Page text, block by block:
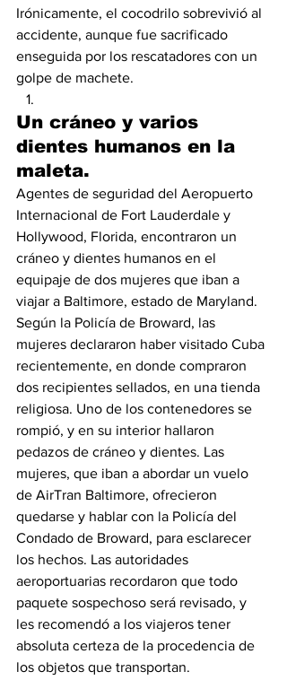
Irónicamente, el cocodrilo sobrevivió al
accidente, aunque fue sacrificado
enseguida por los rescatadores con un
golpe de machete.
Un cráneo y varios
dientes humanos en la
maleta.
Agentes de seguridad del Aeropuerto
Internacional de Fort Lauderdale y
Hollywood, Florida, encontraron un
cráneo y dientes humanos en el
equipaje de dos mujeres que iban a
viajar a Baltimore, estado de Maryland.
Según la Policía de Broward, las
mujeres declararon haber visitado Cuba
recientemente, en donde compraron
dos recipientes sellados, en una tienda
religiosa. Uno de los contenedores se
rompió, y en su interior hallaron
pedazos de cráneo y dientes. Las
mujeres, que iban a abordar un vuelo
de AirTran Baltimore, ofrecieron
quedarse y hablar con la Policía del
Condado de Broward, para esclarecer
los hechos. Las autoridades
aeroportuarias recordaron que todo
paquete sospechoso será revisado, y
les recomendó a los viajeros tener
absoluta certeza de la procedencia de
los objetos que transportan.